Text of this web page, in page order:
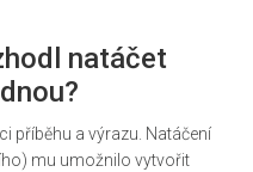
natáčet
příběhu a výrazu. Natáčení
mu umožnilo vytvořit